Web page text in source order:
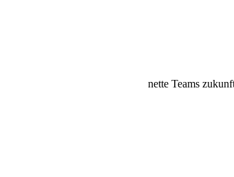
nette Teams